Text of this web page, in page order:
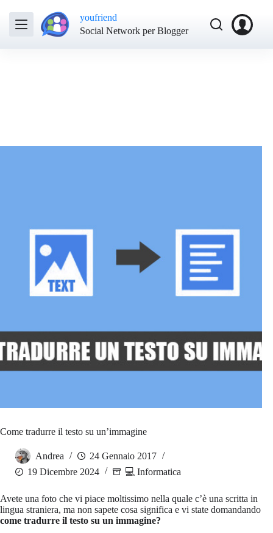
youfriend
Social Network per Blogger
Come tradurre il testo su un’immagine
Andrea
24 Gennaio 2017
19 Dicembre 2024
💻 Informatica
Avete una foto che vi piace moltissimo nella quale c’è una scritta in
lingua straniera, ma non sapete cosa significa e vi state domandando
come tradurre il testo su un immagine?